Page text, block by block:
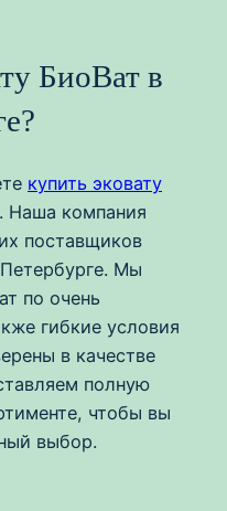
БиоВат в
купить эковату
Наша компания
поставщиков
Мы
по очень
гибкие условия
в качестве
полную
чтобы вы
выбор.